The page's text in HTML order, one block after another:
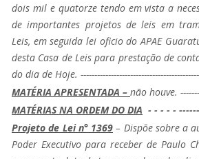
dois mil e quatorze tendo em vista a
de importantes projetos de leis em
Leis, em seguida lei oficio do APAE
desta Casa de Leis para prestação de
do dia de Hoje.
MATÉRIA APRESENTADA – não houve.
MATÉRIAS NA ORDEM DO DIA - - - - -
Projeto de Lei n° 1369 – Dispõe sobre a
Poder Executivo para receber de Paulo